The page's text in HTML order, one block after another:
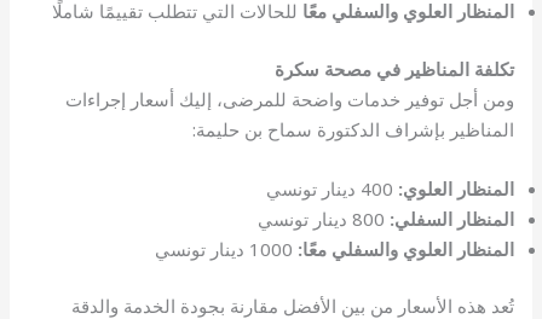
المنظار العلوي والسفلي معًا للحالات التي تتطلب تقييمًا شاملًا
تكلفة المناظير في مصحة سكرة
ومن أجل توفير خدمات واضحة للمرضى، إليك أسعار إجراءات
المناظير بإشراف الدكتورة سماح بن حليمة:
المنظار العلوي:
المنظار السفلي:
المنظار العلوي والسفلي معًا:
تُعد هذه الأسعار من بين الأفضل مقارنة بجودة الخدمة والدقة